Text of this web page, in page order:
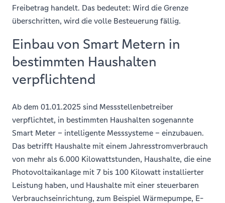
Freibetrag handelt. Das bedeutet: Wird die Grenze
überschritten, wird die volle Besteuerung fällig.
Einbau von Smart Metern in
bestimmten Haushalten
verpflichtend
Ab dem 01.01.2025 sind Messstellenbetreiber
verpflichtet, in bestimmten Haushalten sogenannte
Smart Meter – intelligente Messsysteme – einzubauen.
Das betrifft Haushalte mit einem Jahresstromverbrauch
von mehr als 6.000 Kilowattstunden, Haushalte, die eine
Photovoltaikanlage mit 7 bis 100 Kilowatt installierter
Leistung haben, und Haushalte mit einer steuerbaren
Verbrauchseinrichtung, zum Beispiel Wärmepumpe, E-